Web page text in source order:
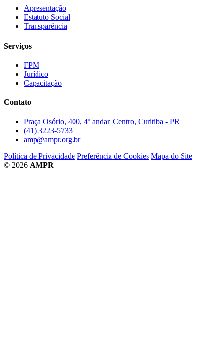
Apresentação
Estatuto Social
Transparência
Serviços
FPM
Jurídico
Capacitação
Contato
Praça Osório, 400, 4º andar, Centro, Curitiba - PR
(41) 3223-5733
amp@ampr.org.br
Política de Privacidade Preferência de Cookies Mapa do Site
© 2026 AMPR